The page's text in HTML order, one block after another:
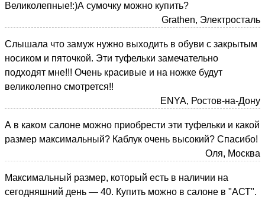
Великолепные!:)А сумочку можно купить?
Grathen, Электросталь
Слышала что замуж нужно выходить в обуви с закрытым
носиком и пяточкой. Эти туфельки замечательно
подходят мне!!! Очень красивые и на ножке будут
великолепно смотрется!!
ENYA, Ростов-на-Дону
А в каком салоне можно приобрести эти туфельки и какой
размер максимальный? Каблук очень высокий? Спасибо!
Оля, Москва
Максимальный размер, который есть в наличии на
сегодняшний день — 40. Купить можно в салоне в "АСТ".